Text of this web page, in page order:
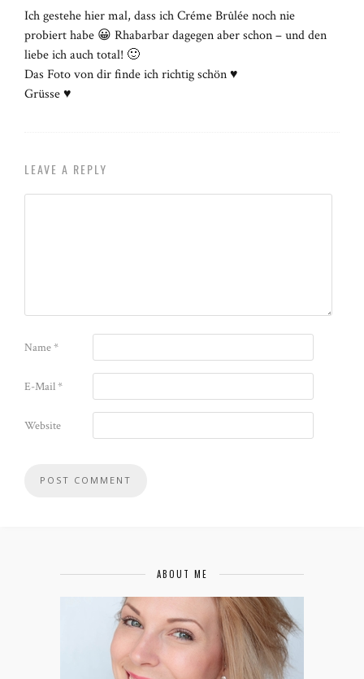
Ich gestehe hier mal, dass ich Créme Brûlée noch nie
probiert habe 😀 Rhabarbar dagegen aber schon – und den
liebe ich auch total! 🙂
Das Foto von dir finde ich richtig schön ♥
Grüsse ♥
LEAVE A REPLY
Name*
E-Mail*
Website
ABOUT ME